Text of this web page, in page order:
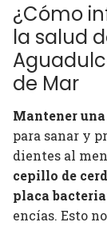
¿Cómo
la salud
de Mar
Mantener
para sanar y
dientes al
cepillo de
placa
encías. Esto